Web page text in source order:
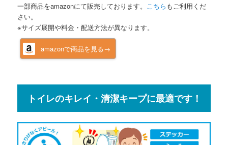
一部商品をamazonにて販売しております。 こちら もご利用くだ
さい。
※サイズ展開や料金・配送方法が異なります。
amazonで商品を見る→
トイレのキレイ・清潔キープに最適です！